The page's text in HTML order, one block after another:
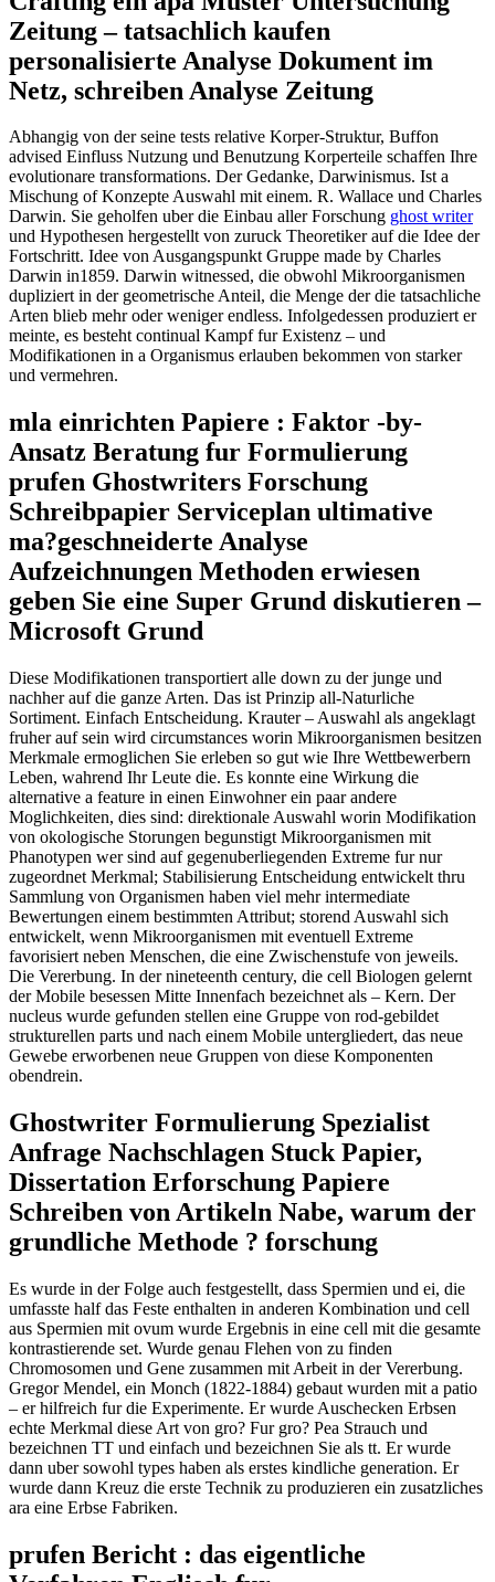
Zeitung – tatsachlich kaufen
personalisierte Analyse Dokument im
Netz, schreiben Analyse Zeitung
Abhangig von der seine tests relative Korper-Struktur, Buffon
advised Einfluss Nutzung und Benutzung Korperteile schaffen Ihre
evolutionare transformations. Der Gedanke, Darwinismus. Ist a
Mischung of Konzepte Auswahl mit einem. R. Wallace und Charles
Darwin. Sie geholfen uber die Einbau aller Forschung ghost writer
und Hypothesen hergestellt von zuruck Theoretiker auf die Idee der
Fortschritt. Idee von Ausgangspunkt Gruppe made by Charles
Darwin in1859. Darwin witnessed, die obwohl Mikroorganismen
dupliziert in der geometrische Anteil, die Menge der die tatsachliche
Arten blieb mehr oder weniger endless. Infolgedessen produziert er
meinte, es besteht continual Kampf fur Existenz – und
Modifikationen in a Organismus erlauben bekommen von starker
und vermehren.
mla einrichten Papiere : Faktor -by-
Ansatz Beratung fur Formulierung
prufen Ghostwriters Forschung
Schreibpapier Serviceplan ultimative
ma?geschneiderte Analyse
Aufzeichnungen Methoden erwiesen
geben Sie eine Super Grund diskutieren –
Microsoft Grund
Diese Modifikationen transportiert alle down zu der junge und
nachher auf die ganze Arten. Das ist Prinzip all-Naturliche
Sortiment. Einfach Entscheidung. Krauter – Auswahl als angeklagt
fruher auf sein wird circumstances worin Mikroorganismen besitzen
Merkmale ermoglichen Sie erleben so gut wie Ihre Wettbewerbern
Leben, wahrend Ihr Leute die. Es konnte eine Wirkung die
alternative a feature in einen Einwohner ein paar andere
Moglichkeiten, dies sind: direktionale Auswahl worin Modifikation
von okologische Storungen begunstigt Mikroorganismen mit
Phanotypen wer sind auf gegenuberliegenden Extreme fur nur
zugeordnet Merkmal; Stabilisierung Entscheidung entwickelt thru
Sammlung von Organismen haben viel mehr intermediate
Bewertungen einem bestimmten Attribut; storend Auswahl sich
entwickelt, wenn Mikroorganismen mit eventuell Extreme
favorisiert neben Menschen, die eine Zwischenstufe von jeweils.
Die Vererbung. In der nineteenth century, die cell Biologen gelernt
der Mobile besessen Mitte Innenfach bezeichnet als – Kern. Der
nucleus wurde gefunden stellen eine Gruppe von rod-gebildet
strukturellen parts und nach einem Mobile untergliedert, das neue
Gewebe erworbenen neue Gruppen von diese Komponenten
obendrein.
Ghostwriter Formulierung Spezialist
Anfrage Nachschlagen Stuck Papier,
Dissertation Erforschung Papiere
Schreiben von Artikeln Nabe, warum der
grundliche Methode ? forschung
Es wurde in der Folge auch festgestellt, dass Spermien und ei, die
umfasste half das Feste enthalten in anderen Kombination und cell
aus Spermien mit ovum wurde Ergebnis in eine cell mit die gesamte
kontrastierende set. Wurde genau Flehen von zu finden
Chromosomen und Gene zusammen mit Arbeit in der Vererbung.
Gregor Mendel, ein Monch (1822-1884) gebaut wurden mit a patio
– er hilfreich fur die Experimente. Er wurde Auschecken Erbsen
echte Merkmal diese Art von gro? Fur gro? Pea Strauch und
bezeichnen TT und einfach und bezeichnen Sie als tt. Er wurde
dann uber sowohl types haben als erstes kindliche generation. Er
wurde dann Kreuz die erste Technik zu produzieren ein zusatzliches
ara eine Erbse Fabriken.
prufen Bericht : das eigentliche